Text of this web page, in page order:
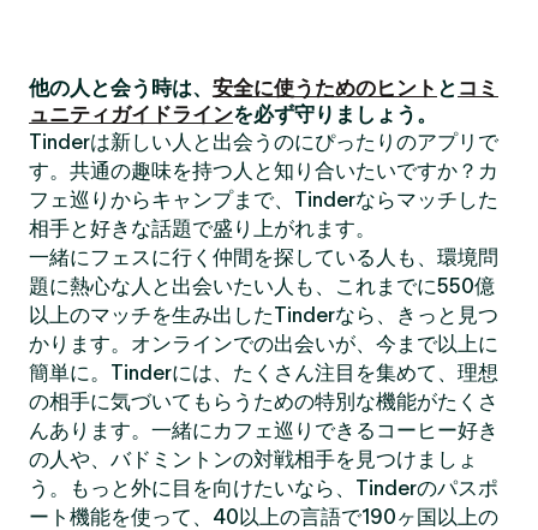
他の人と会う時は、 安全に使うためのヒント と コミ
ュニティガイドラインを必ず守りましょう。
Tinderは新しい人と出会うのにぴったりのアプリで
す。共通の趣味を持つ人と知り合いたいですか？カ
フェ巡りからキャンプまで、Tinderならマッチした
相手と好きな話題で盛り上がれます。
一緒にフェスに行く仲間を探している人も、環境問
題に熱心な人と出会いたい人も、これまでに550億
以上のマッチを生み出したTinderなら、きっと見つ
かります。オンラインでの出会いが、今まで以上に
簡単に。Tinderには、たくさん注目を集めて、理想
の相手に気づいてもらうための特別な機能がたくさ
んあります。一緒にカフェ巡りできるコーヒー好き
の人や、バドミントンの対戦相手を見つけましょ
う。もっと外に目を向けたいなら、Tinderのパスポ
ート機能を使って、40以上の言語で190ヶ国以上の